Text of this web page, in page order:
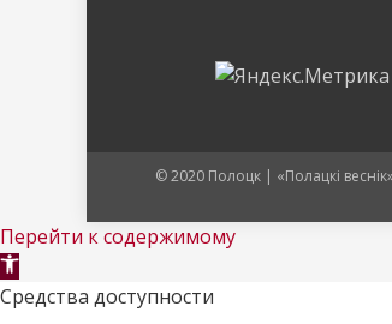
© 2020 Полоцк | «Полацкі
Перейти к содержимому
Открыть
панель
Средства доступности